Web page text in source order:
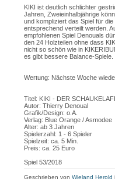
KIKI ist deutlich schlichter
Jahren, Zweieinhalbjährige
und kompliziert das Spiel für
entsprechend verteilt werden.
empfohlenen Spiel Denouals
den 24 Holzteilen ohne dass
nicht so schön wie in
es gibt bessere Balance-Spiele.
Wertung: Nächste Woche
Titel: KIKI - DER
Autor: Thierry Denoual
Grafik/Design: o.A.
Verlag: Blue Orange / Asmodee
Alter: ab 3 Jahren
Spielerzahl: 1 - 6 Spieler
Spielzeit: ca. 5 Min.
Preis: ca. 25 Euro
Spiel 53/2018
Geschrieben vonWieland Herold